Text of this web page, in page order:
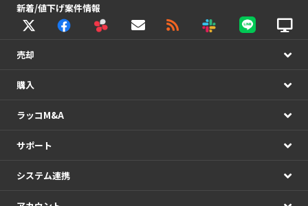
新着/値下げ案件情報
売却
購入
ラッコM&A
サポート
システム連携